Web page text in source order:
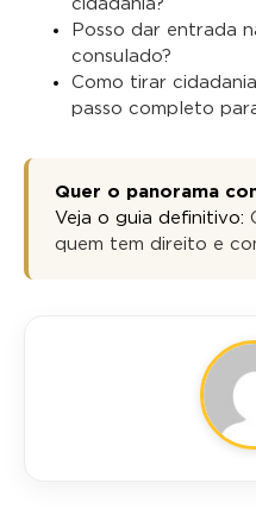
cidadania?
Posso dar entrada
consulado?
Como tirar
passo completo
Quer o panorama
Veja o guia definitivo:
quem tem direito e